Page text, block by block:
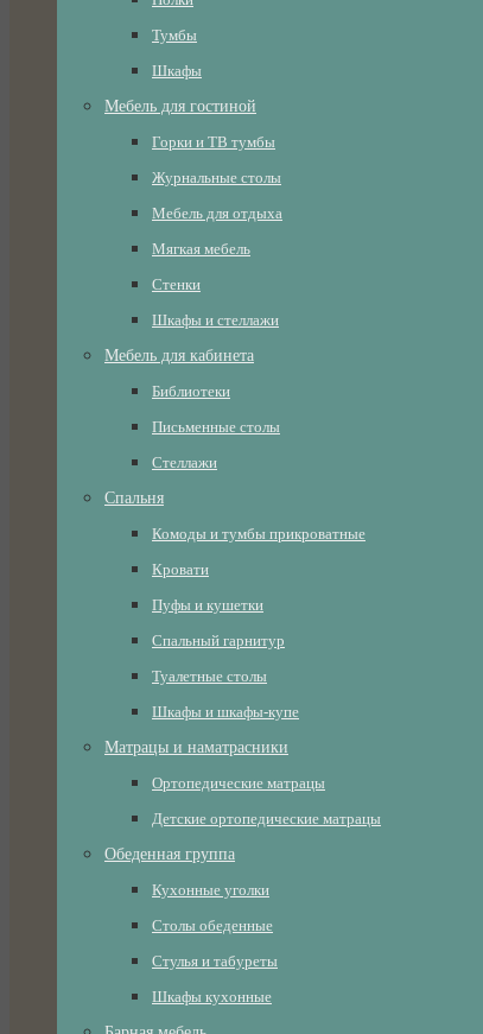
Тумбы
Шкафы
Мебель для гостиной
Горки и ТВ тумбы
Журнальные столы
Мебель для отдыха
Мягкая мебель
Стенки
Шкафы и стеллажи
Мебель для кабинета
Библиотеки
Письменные столы
Стеллажи
Спальня
Комоды и тумбы прикроватные
Кровати
Пуфы и кушетки
Спальный гарнитур
Туалетные столы
Шкафы и шкафы-купе
Матрацы и наматрасники
Ортопедические матрацы
Детские ортопедические матрацы
Обеденная группа
Кухонные уголки
Столы обеденные
Стулья и табуреты
Шкафы кухонные